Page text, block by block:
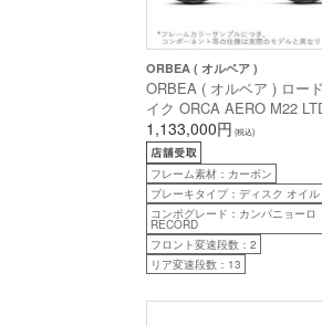
ORBEA ( オルベア )
ORBEA ( オルベア ) ロー
イク ORCA AERO M22
オルカ エアロ M22 LTD ) ホ
イトレインボー / サンセッ
グロス ) 57 ( 身長目安
後 )
1,133,000円 (税込)
フレーム素材：カーボン
ブレーキタイプ：ディスク オイル
コンポグレード：カンパニョーロ
RECORD
フロント変速段数：2
リア変速段数：13